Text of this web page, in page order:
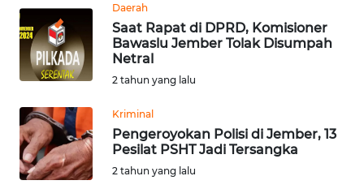
Daerah
Saat Rapat di DPRD, Komisioner
Bawaslu Jember Tolak Disumpah
Netral
2 tahun yang lalu
Kriminal
Pengeroyokan Polisi di Jember, 13
Pesilat PSHT Jadi Tersangka
2 tahun yang lalu
WN
PAPUA
WN
BARAT
WN
RIAU